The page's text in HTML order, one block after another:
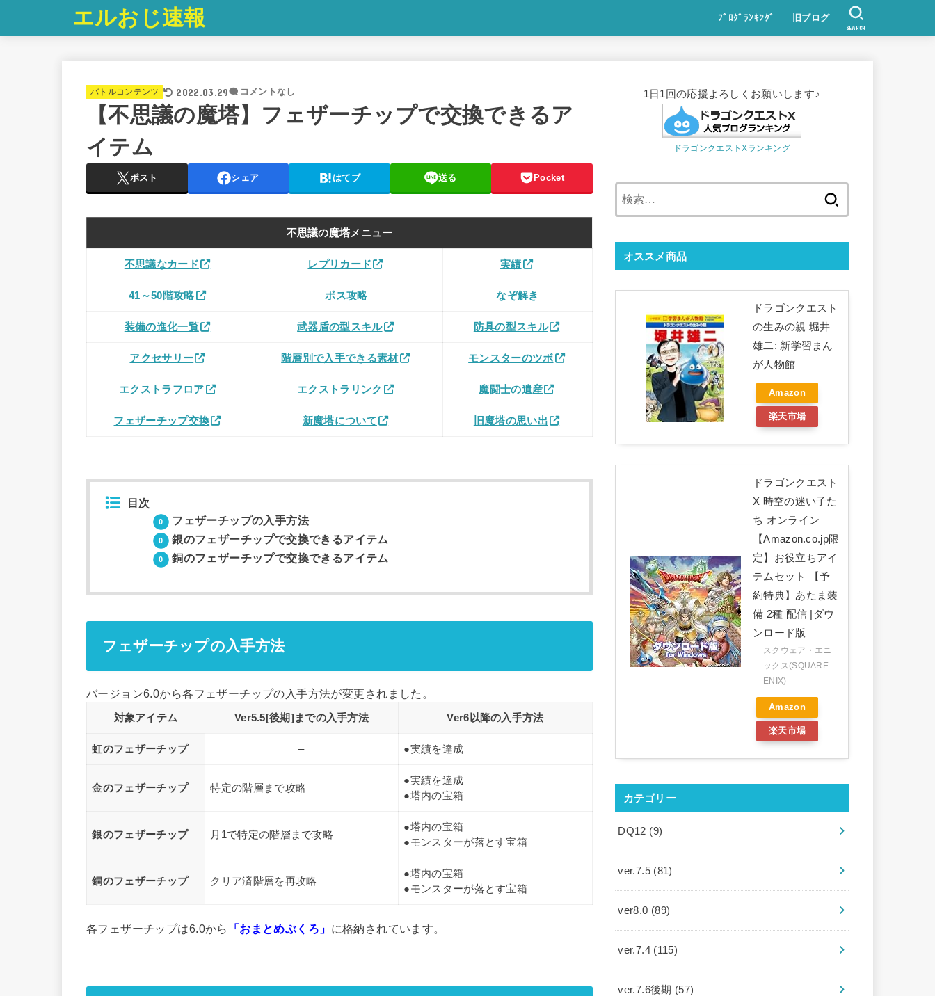
エルおじ速報 ﾌﾞﾛｸﾞﾗﾝｷﾝｸﾞ 旧ブログ
SEARCH
バトルコンテンツ 2022.03.29 コメントなし
【不思議の魔塔】フェザーチップで交換できるア
イテム
ポスト シェア はてブ 送る Pocket
不思議の魔塔メニュー
不思議なカード レプリカード 実績
41～50階攻略 ボス攻略 なぞ解き
装備の進化一覧 武器盾の型スキル 防具の型スキル
アクセサリー 階層別で入手できる素材 モンスターのツボ
エクストラフロア エクストラリンク 魔闘士の遺産
フェザーチップ交換 新魔塔について 旧魔塔の思い出
目次
フェザーチップの入手方法
銀のフェザーチップで交換できるアイテム
銅のフェザーチップで交換できるアイテム
フェザーチップの入手方法
バージョン6.0から各フェザーチップの入手方法が変更されました。
対象アイテム Ver5.5[後期]までの入手方法 Ver6以降の入手方法
虹のフェザーチップ – ●実績を達成
金のフェザーチップ 特定の階層まで攻略
●実績を達成
●塔内の宝箱
銀のフェザーチップ 月1で特定の階層まで攻略
●塔内の宝箱
●モンスターが落とす宝箱
銅のフェザーチップ クリア済階層を再攻略
●塔内の宝箱
●モンスターが落とす宝箱
各フェザーチップは6.0から 「おまとめぶくろ」 に格納されています。
1日1回の応援よろしくお願いします♪
ドラゴンクエストXランキング
オススメ商品
ドラゴンクエスト
の生みの親 堀井
雄二: 新学習まん
が人物館
Amazon
楽天市場
ドラゴンクエスト
X 時空の迷い子た
ち オンライン
【Amazon.co.jp限
定】お役立ちアイ
テムセット 【予
約特典】あたま装
備 2種 配信 |ダウ
ンロード版
スクウェア・エニ
ックス(SQUARE
ENIX)
Amazon
楽天市場
カテゴリー
DQ12 (9)
ver.7.5 (81)
ver8.0 (89)
ver.7.4 (115)
ver.7.6後期 (57)